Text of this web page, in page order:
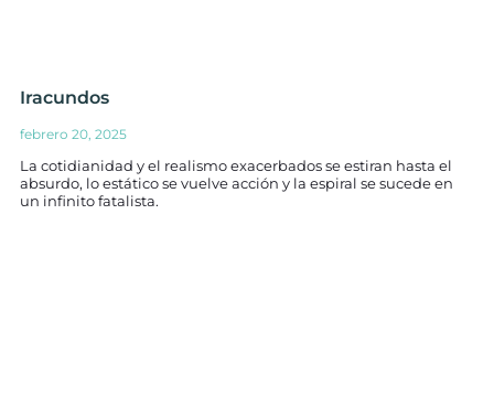
Iracundos
febrero 20, 2025
La cotidianidad y el realismo exacerbados se estiran hasta el
absurdo, lo estático se vuelve acción y la espiral se sucede en
un infinito fatalista.